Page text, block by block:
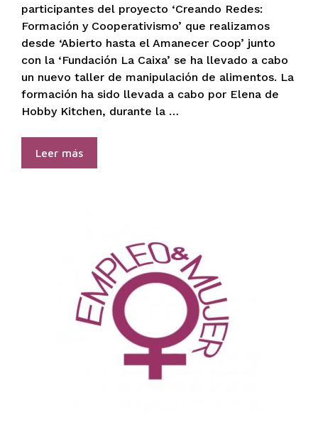
participantes del proyecto ‘Creando Redes:
Formación y Cooperativismo’ que realizamos
desde ‘Abierto hasta el Amanecer Coop’ junto
con la ‘Fundación La Caixa’ se ha llevado a cabo
un nuevo taller de manipulación de alimentos. La
formación ha sido llevada a cabo por Elena de
Hobby Kitchen, durante la …
Leer más